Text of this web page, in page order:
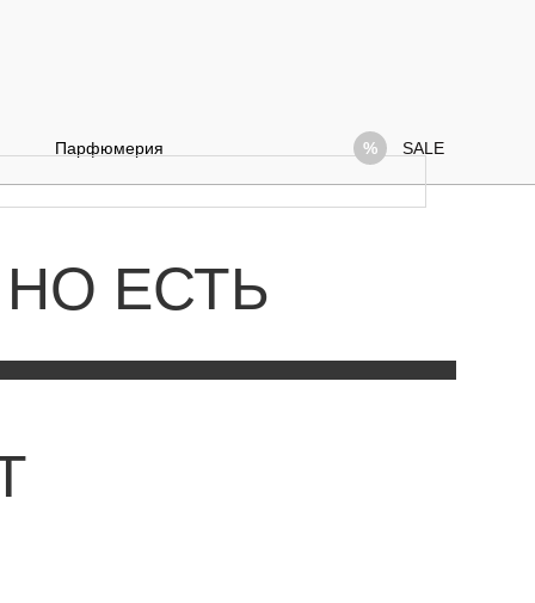
Парфюмерия SALE
ЕСТЬ